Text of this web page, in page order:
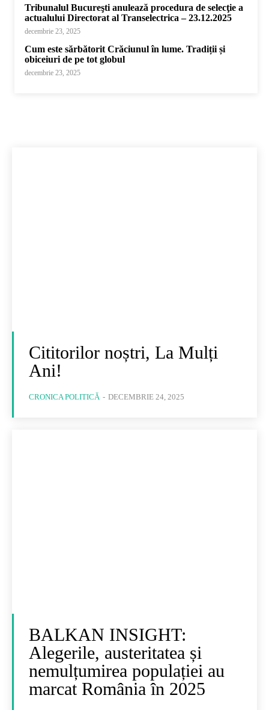
Tribunalul Bucureşti anulează procedura de selecţie a
actualului Directorat al Transelectrica – 23.12.2025
decembrie 23, 2025
Cum este sărbătorit Crăciunul în lume. Tradiții și
obiceiuri de pe tot globul
decembrie 23, 2025
Cititorilor noștri, La Mulți
Ani!
CRONICA POLITICĂ - DECEMBRIE 24, 2025
BALKAN INSIGHT:
Alegerile, austeritatea și
nemulțumirea populației au
marcat România în 2025